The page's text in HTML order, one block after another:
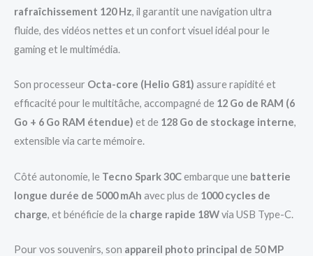
rafraîchissement 120 Hz, il garantit une navigation ultra
fluide, des vidéos nettes et un confort visuel idéal pour le
gaming et le multimédia.
Son processeur Octa-core (Helio G81) assure rapidité et
efficacité pour le multitâche, accompagné de 12 Go de RAM (6
Go + 6 Go RAM étendue) et de 128 Go de stockage interne,
extensible via carte mémoire.
Côté autonomie, le Tecno Spark 30Cembarque une batterie
longue durée de 5000 mAh avec plus de 1000 cycles de
charge, et bénéficie de la charge rapide 18Wvia USB Type-C.
Pour vos souvenirs, son appareil photo principal de 50 MP